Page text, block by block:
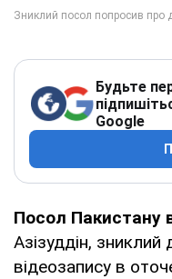
Будьте
Google
Посол Пакистану
Азізуддін, зниклий
відеозапису в